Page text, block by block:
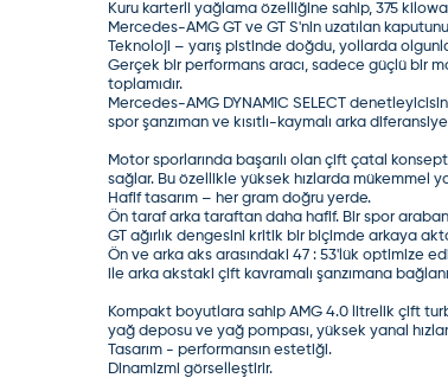
Kuru karterli yağlama özelliğine sahip, 375
Mercedes-AMG GT ve GT S'nin uzatılan
Teknoloji – yarış pistinde doğdu, yollarda
Gerçek bir performans aracı, sadece güçlü bir
toplamıdır.
Mercedes-AMG DYNAMIC SELECT
spor şanzıman ve kısıtlı-kaymalı arka
Motor sporlarında başarılı olan çift çatal
sağlar. Bu özellikle yüksek hızlarda mükemmel
Hafif tasarım – her gram doğru yerde.
Ön taraf arka taraftan daha hafif. Bir spor
GT ağırlık dengesini kritik bir biçimde arkaya
Ön ve arka aks arasındaki 47 : 53'lük optimize
ile arka akstaki çift kavramalı şanzımana
Kompakt boyutlara sahip AMG 4.0 litrelik çift
yağ deposu ve yağ pompası, yüksek yanal
Tasarım - performansın estetiği.
Dinamizmi görselleştirir.